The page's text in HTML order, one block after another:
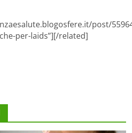
post/
per-laids”][/related]